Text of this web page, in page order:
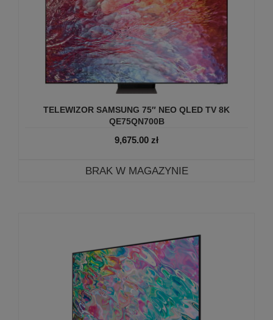
TELEWIZOR SAMSUNG 75″ NEO QLED TV 8K
QE75QN700B
9,675.00 zł
BRAK W MAGAZYNIE